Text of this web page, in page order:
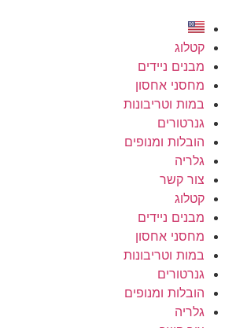
קטלוג
מבנים ניידים
מחסני אחסון
במות וטריבונות
גנרטורים
הובלות ומנופים
גלריה
צור קשר
קטלוג
מבנים ניידים
מחסני אחסון
במות וטריבונות
גנרטורים
הובלות ומנופים
גלריה